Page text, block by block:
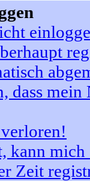
dass
kann
Zeit